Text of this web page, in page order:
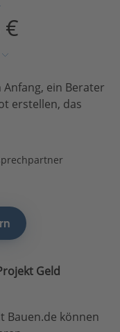
€
ein Berater
erstellen, das
Geld
Bauen.de können